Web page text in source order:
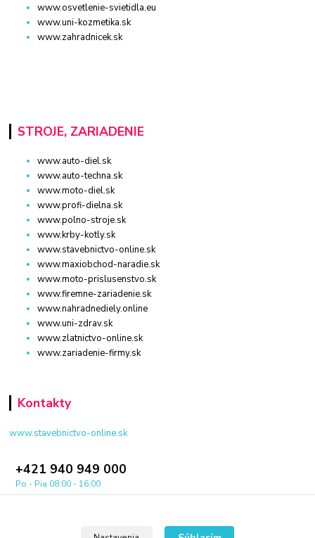
www.osvetlenie-svietidla.eu
www.uni-kozmetika.sk
www.zahradnicek.sk
STROJE, ZARIADENIE
www.auto-diel.sk
www.auto-techna.sk
www.moto-diel.sk
www.profi-dielna.sk
www.polno-stroje.sk
www.krby-kotly.sk
www.stavebnictvo-online.sk
www.maxiobchod-naradie.sk
www.moto-prislusenstvo.sk
www.firemne-zariadenie.sk
www.nahradnediely.online
www.uni-zdrav.sk
www.zlatnictvo-online.sk
www.zariadenie-firmy.sk
Kontakty
www.stavebnictvo-online.sk
+421 940 949 000
Po - Pia 08:00 - 16:00